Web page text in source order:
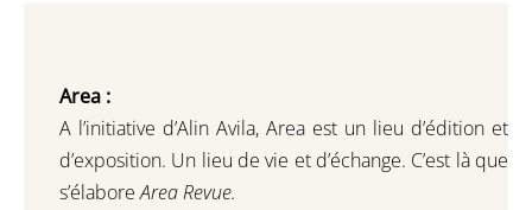
Area :
A l’initiative d’Alin Avila, Area est un lieu d’édition et
d’exposition. Un lieu de vie et d’échange. C’est là que
s’élaboreArea Revue.